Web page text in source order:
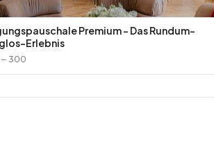
Premium – Das Rundum-
Erlebnis
–300